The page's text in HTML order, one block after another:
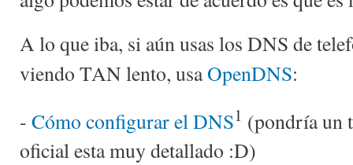
A lo que iba, si aún usas los DNS de
viendo TAN lento, usaOpenDNS:
- Cómo configurar el DNS1 (pondría un
oficial esta muy detallado :D)